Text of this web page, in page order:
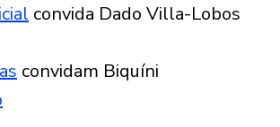
convida Dado Villa-Lobos
convidam Biquíni